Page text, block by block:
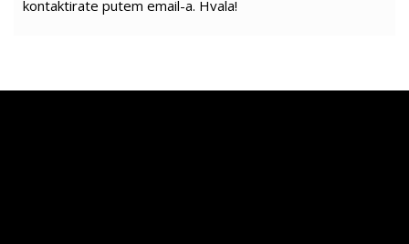
kontaktirate putem email-a. Hvala!